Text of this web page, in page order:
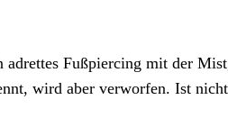
Fußpiercing mit der
wird aber verworfen. Ist